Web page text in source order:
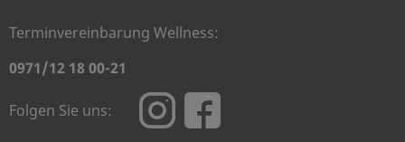
Terminvereinbarung Wellness:
0971/12 18 00-21
Folgen Sie uns: